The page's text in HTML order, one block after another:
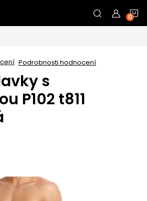
Podrobnosti hodnocení
s
P102 t811